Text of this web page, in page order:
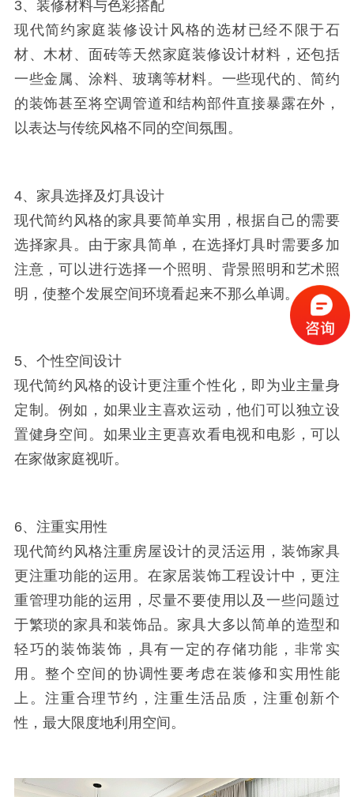
3、装修材料与色彩搭配
现代简约家庭装修设计风格的选材已经不限于石
材、木材、面砖等天然家庭装修设计材料，还包括
一些金属、涂料、玻璃等材料。一些现代的、简约
的装饰甚至将空调管道和结构部件直接暴露在外，
以表达与传统风格不同的空间氛围。
4、家具选择及灯具设计
现代简约风格的家具要简单实用，根据自己的需要
选择家具。由于家具简单，在选择灯具时需要多加
注意，可以进行选择一个照明、背景照明和艺术照
明，使整个发展空间环境看起来不那么单调。
5、个性空间设计
现代简约风格的设计更注重个性化，即为业主量身
定制。例如，如果业主喜欢运动，他们可以独立设
置健身空间。如果业主更喜欢看电视和电影，可以
在家做家庭视听。
6、注重实用性
现代简约风格注重房屋设计的灵活运用，装饰家具
更注重功能的运用。在家居装饰工程设计中，更注
重管理功能的运用，尽量不要使用以及一些问题过
于繁琐的家具和装饰品。家具大多以简单的造型和
轻巧的装饰装饰，具有一定的存储功能，非常实
用。整个空间的协调性要考虑在装修和实用性能
上。注重合理节约，注重生活品质，注重创新个
性，最大限度地利用空间。